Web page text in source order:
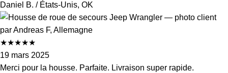
Daniel B. / États-Unis, OK
★★★★★
19 mars 2025
Merci pour la housse. Parfaite. Livraison super rapide.